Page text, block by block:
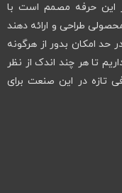
این حرفه مصمم است با
طراحی و ارائه دهند
امکان بدور از هرگونه
تا هر چند اندک از نظر
تازه در این صنعت برای